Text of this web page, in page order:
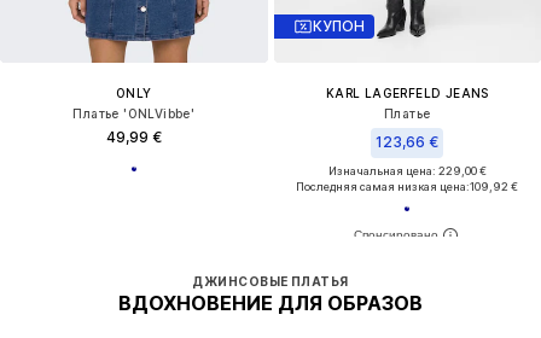
ONLY
Платье 'ONLVibbe'
49,99 €
КУПОН
KARL LAGERFELD JEANS
Платье
123,66 €
Изначальная цена: 229,00 €
Последняя самая низкая цена:109,92 €
ДЖИНСОВЫЕ ПЛАТЬЯ
ВДОХНОВЕНИЕ ДЛЯ ОБРАЗОВ